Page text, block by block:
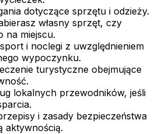
dotyczące sprzętu i odzieży.
własny sprzęt, czy
na miejscu.
i noclegi z uwzględnieniem
wypoczynku.
turystyczne obejmujące
lokalnych przewodników, jeśli
i zasady bezpieczeństwa
aktywnością.